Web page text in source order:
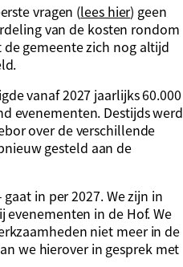
vragen (lees hier) geen
van de kosten rondom
gemeente zich nog altijd
vanaf 2027 jaarlijks 60.000
evenementen. Destijds werd
over de verschillende
gesteld aan de
in per 2027. We zijn in
evenementen in de Hof. We
niet meer in de
we hierover in gesprek met